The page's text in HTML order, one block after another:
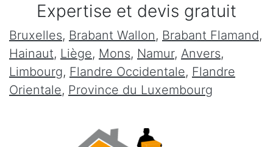
Expertise et devis gratuit
Bruxelles, Brabant Wallon, Brabant Flamand,
Hainaut, Liège, Mons, Namur, Anvers,
Limbourg, Flandre Occidentale, Flandre
Orientale, Province du Luxembourg